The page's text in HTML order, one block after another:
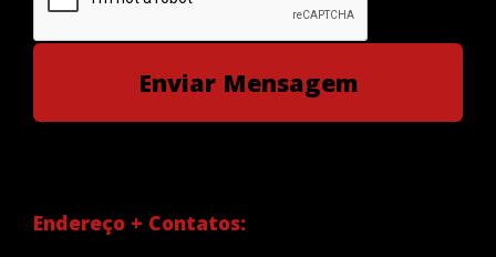
Endereço + Contatos: